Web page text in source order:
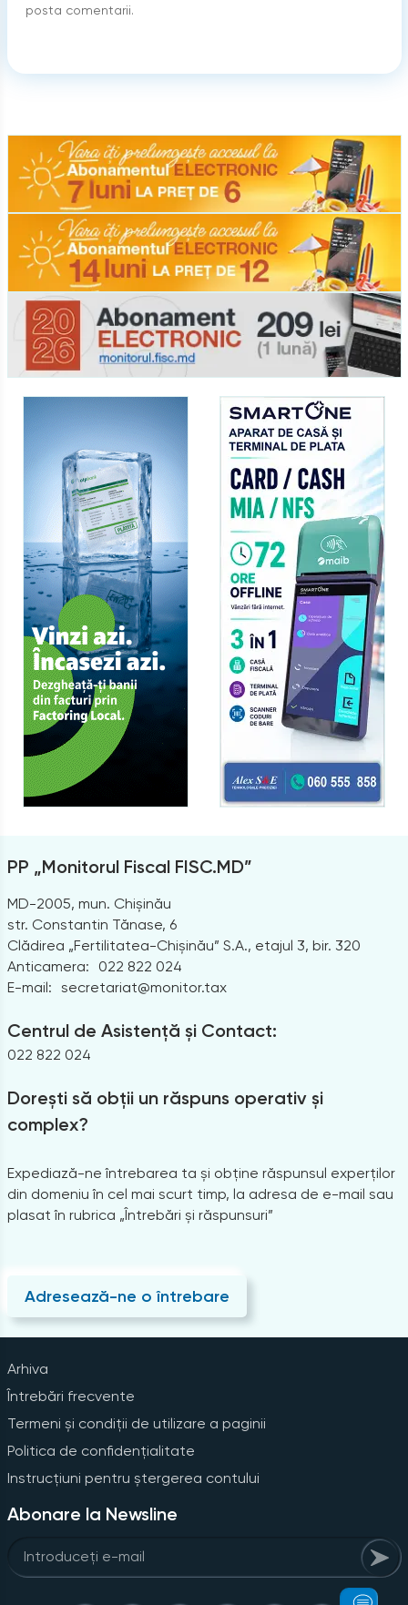
posta comentarii.
PP „Monitorul Fiscal FISC.MD”
MD-2005, mun. Chișinău
str. Constantin Tănase, 6
Clădirea „Fertilitatea-Chișinău” S.A., etajul 3, bir. 320
Anticamera:
022 822 024
E-mail: secretariat@monitor.tax
Centrul de Asistență și Contact:
022 822 024
Dorești să obții un răspuns operativ și
complex?
Expediază-ne întrebarea ta și obține răspunsul experților
din domeniu în cel mai scurt timp, la adresa de e-mail sau
plasat în rubrica „Întrebări și răspunsuri”
Adresează-ne o întrebare
Arhiva
Întrebări frecvente
Termeni și condiții de utilizare a paginii
Politica de confidențialitate
Instrucțiuni pentru ștergerea contului
Abonare la Newsline